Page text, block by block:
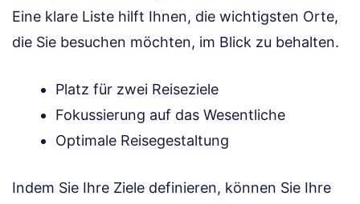
Eine klare Liste hilft Ihnen, die wichtigsten Orte,
die Sie besuchen möchten, im Blick zu behalten.
Platz für zwei Reiseziele
Fokussierung auf das Wesentliche
Optimale Reisegestaltung
Indem Sie Ihre Ziele definieren, können Sie Ihre